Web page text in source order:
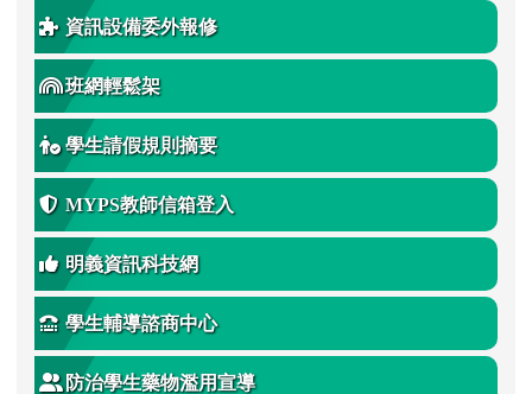
資訊設備委外報修
班網輕鬆架
學生請假規則摘要
MYPS教師信箱登入
明義資訊科技網
學生輔導諮商中心
防治學生藥物濫用宣導